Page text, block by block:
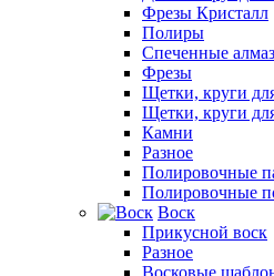
Фрезы Кристалл
Полиры
Спеченные
Фрезы
Щетки, круги
Щетки, круги
Камни
Разное
Полировочные
Полировочные
Воск
Прикусной воск
Разное
Восковые